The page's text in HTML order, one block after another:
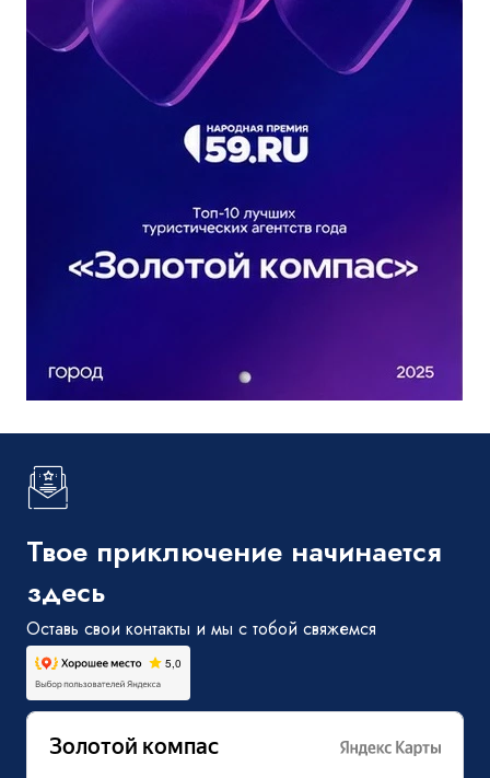
Твое приключение начинается
здесь
Оставь свои контакты и мы с тобой свяжемся